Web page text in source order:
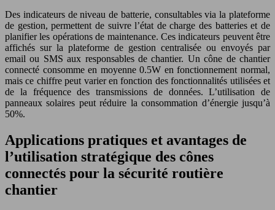
Des indicateurs de niveau de batterie, consultables via la plateforme
de gestion, permettent de suivre l’état de charge des batteries et de
planifier les opérations de maintenance. Ces indicateurs peuvent être
affichés sur la plateforme de gestion centralisée ou envoyés par
email ou SMS aux responsables de chantier. Un cône de chantier
connecté consomme en moyenne 0.5W en fonctionnement normal,
mais ce chiffre peut varier en fonction des fonctionnalités utilisées et
de la fréquence des transmissions de données. L’utilisation de
panneaux solaires peut réduire la consommation d’énergie jusqu’à
50%.
Applications pratiques et avantages de
l’utilisation stratégique des cônes
connectés pour la sécurité routière
chantier